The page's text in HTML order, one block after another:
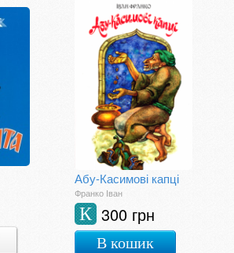
Абу-Касимові капці
Франко Іван
300 грн
К
В кошик